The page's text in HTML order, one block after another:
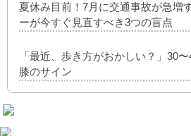
夏休み目前！7月に交通事故が急増
ーが今すぐ見直すべき3つの盲点
「最近、歩き方がおかしい？」30
膝のサイン